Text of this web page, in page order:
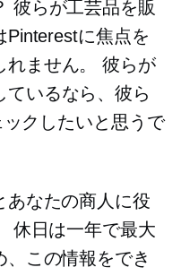
彼らが工芸品を販
Pinterestに焦点を
れません。 彼らが
ているなら、彼ら
クしたいと思うで
あなたの商人に役
休日は一年で最大
この情報をでき